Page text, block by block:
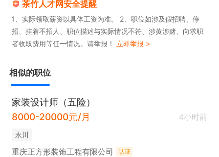
茶竹人才网安全提醒
1、实际领取薪资以具体工资为准。 2、职位如涉及假招聘、停
招、挂着不招人、职位描述与实际情况不符、涉黄涉赌、向求职
者收取费用等任一情况。请举报！ 立即举报 >
相似的职位
家装设计师（五险）
8000-20000元/月
4小时前
永川
重庆正方形装饰工程有限公司 认证